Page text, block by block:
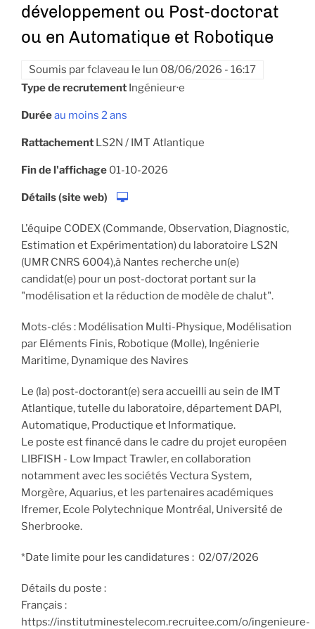
développement ou Post-doctorat
ou en Automatique et Robotique
Soumis parfclaveau le lun 08/06/2026 - 16:17
Type de recrutement Ingénieur·e
Duréeau moins 2 ans
Rattachement LS2N / IMT Atlantique
Fin de l'affichage 01-10-2026
Détails (site web)
L'équipe CODEX (Commande, Observation, Diagnostic,
Estimation et Expérimentation) du laboratoire LS2N
(UMR CNRS 6004),à Nantes recherche un(e)
candidat(e) pour un post-doctorat portant sur la
"modélisation et la réduction de modèle de chalut".
Mots-clés : Modélisation Multi-Physique, Modélisation
par Eléments Finis, Robotique (Molle), Ingénierie
Maritime, Dynamique des Navires
Le (la) post-doctorant(e) sera accueilli au sein de IMT
Atlantique, tutelle du laboratoire, département DAPI,
Automatique, Productique et Informatique.
Le poste est financé dans le cadre du projet européen
LIBFISH - Low Impact Trawler, en collaboration
notamment avec les sociétés Vectura System,
Morgère, Aquarius, et les partenaires académiques
Ifremer, Ecole Polytechnique Montréal, Université de
Sherbrooke.
*Date limite pour les candidatures : 02/07/2026
Détails du poste :
Français :
https://institutminestelecom.recruitee.com/o/ingenieure-